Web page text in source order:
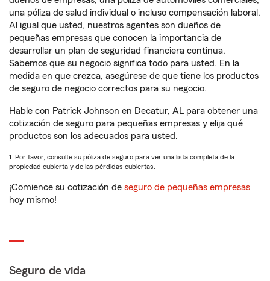
una póliza de salud individual o incluso compensación laboral.
Al igual que usted, nuestros agentes son dueños de
pequeñas empresas que conocen la importancia de
desarrollar un plan de seguridad financiera continua.
Sabemos que su negocio significa todo para usted. En la
medida en que crezca, asegúrese de que tiene los productos
de seguro de negocio correctos para su negocio.
Hable con Patrick Johnson en Decatur, AL para obtener una
cotización de seguro para pequeñas empresas y elija qué
productos son los adecuados para usted.
1. Por favor, consulte su póliza de seguro para ver una lista completa de la
propiedad cubierta y de las pérdidas cubiertas.
¡Comience su cotización de seguro de pequeñas empresas
hoy mismo!
Seguro de vida